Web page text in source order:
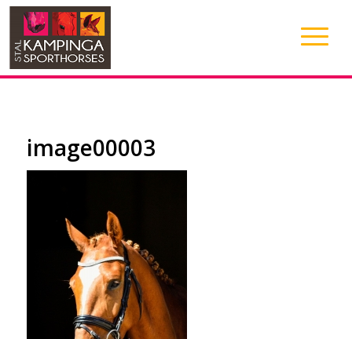
image00003